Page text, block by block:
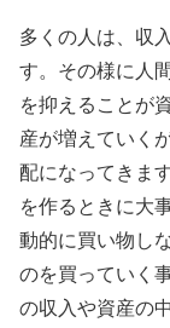
多くの人は、収
す。その様に人
を抑えることが
産が増えていく
配になってきま
を作るときに大
動的に買い物し
のを買っていく
の収入や資産の